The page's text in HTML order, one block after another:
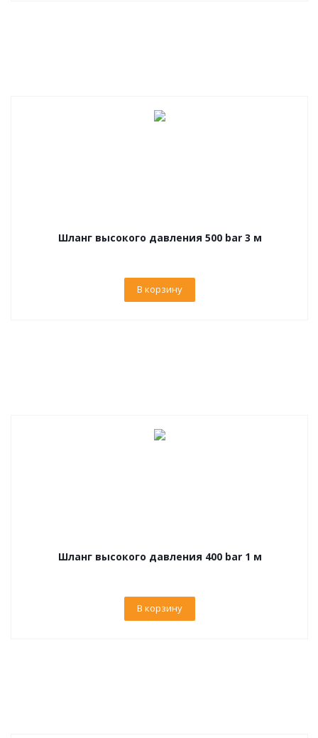
Шланг высокого давления 500 bar 3 м
В корзину
Шланг высокого давления 400 bar 1 м
В корзину